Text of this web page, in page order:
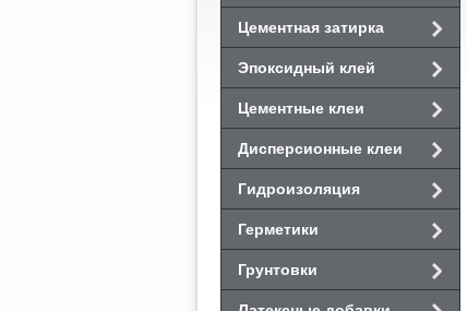
Цементная затирка
Эпоксидный клей
Цементные клеи
Дисперсионные клеи
Гидроизоляция
Герметики
Грунтовки